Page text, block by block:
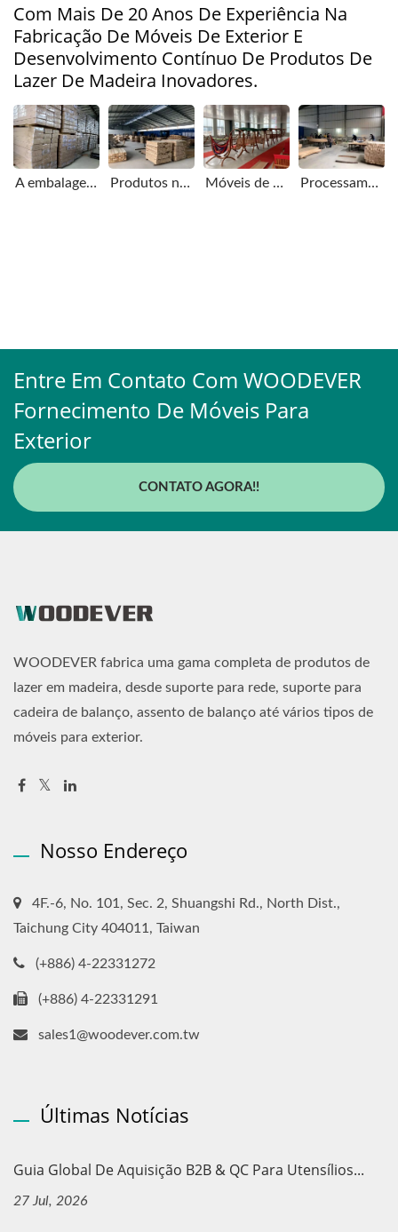
Com Mais De 20 Anos De Experiência Na
Fabricação De Móveis De Exterior E
Desenvolvimento Contínuo De Produtos De
Lazer De Madeira Inovadores.
A embalagem da remessa está completa, reduzindo os danos por colisão durante o transporte. Produtos não acabados serão armazenados em uma área específica. Móveis de madeira serão exibidos no showroom de forma organizada. Processamento preciso da curva de raio do suporte de madeira.
Entre Em Contato Com WOODEVER
Fornecimento De Móveis Para
Exterior
CONTATO AGORA!!
WOODEVER fabrica uma gama completa de produtos de
lazer em madeira, desde suporte para rede, suporte para
cadeira de balanço, assento de balanço até vários tipos de
móveis para exterior.
Nosso Endereço
4F.-6, No. 101, Sec. 2, Shuangshi Rd., North Dist.,
Taichung City 404011, Taiwan
(+886) 4-22331272
(+886) 4-22331291
sales1@woodever.com.tw
Últimas Notícias
Guia Global De Aquisição B2B & QC Para Utensílios...
27 Jul, 2026